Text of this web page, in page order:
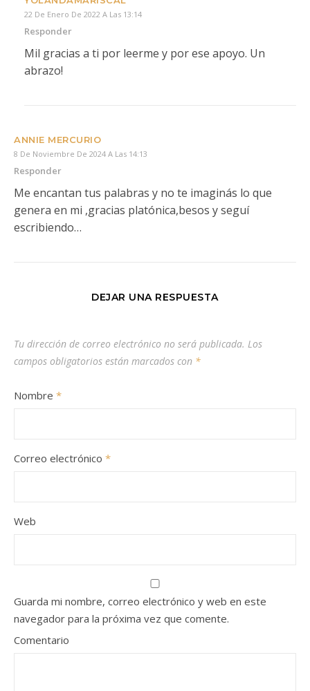
22 De Enero De 2022 A Las 13:14
Responder
Mil gracias a ti por leerme y por ese apoyo. Un
abrazo!
ANNIE MERCURIO
8 De Noviembre De 2024 A Las 14:13
Responder
Me encantan tus palabras y no te imaginás lo que
genera en mi ,gracias platónica,besos y seguí
escribiendo…
DEJAR UNA RESPUESTA
Tu dirección de correo electrónico no será publicada. Los
campos obligatorios están marcados con *
Nombre *
Correo electrónico *
Web
Guarda mi nombre, correo electrónico y web en este
navegador para la próxima vez que comente.
Comentario